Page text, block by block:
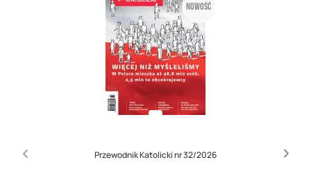
Nowość
Przewodnik Katolicki nr 32/2026